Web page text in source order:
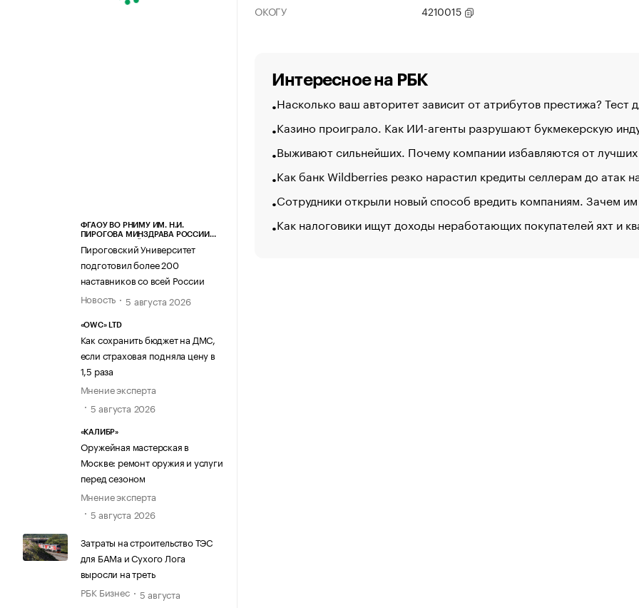
ФГАОУ ВО РНИМУ ИМ. Н.И.
ПИРОГОВА МИНЗДРАВА РОССИИ
Пироговский Университет
подготовил более 200
наставников со всей России
Новость
5 августа 2026
«OWC» LTD
Как сохранить бюджет на ДМС,
если страховая подняла цену в
1,5 раза
Мнение эксперта
5 августа 2026
«КАЛИБР»
Оружейная мастерская в
Москве: ремонт оружия и услуги
перед сезоном
Мнение эксперта
5 августа 2026
Затраты на строительство ТЭС
для БАМа и Сухого Лога
выросли на треть
РБК Бизнес
5 августа
ОКОГУ
4210015
Интересное на РБК
Насколько ваш авторитет зависит от атрибутов престижа? Тест
Казино проиграло. Как ИИ-агенты разрушают букмекерскую
Выживают сильнейших. Почему компании избавляются от лучших
Как банк Wildberries резко нарастил кредиты селлерам до атак
Сотрудники открыли новый способ вредить компаниям. Зачем
Как налоговики ищут доходы неработающих покупателей яхт и